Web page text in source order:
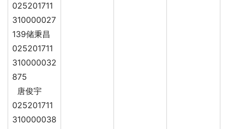
025201711
310000027
139储秉昌
025201711
310000032
875
唐俊宇
025201711
310000038